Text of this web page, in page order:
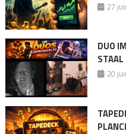
27
DUO
STAAL
20